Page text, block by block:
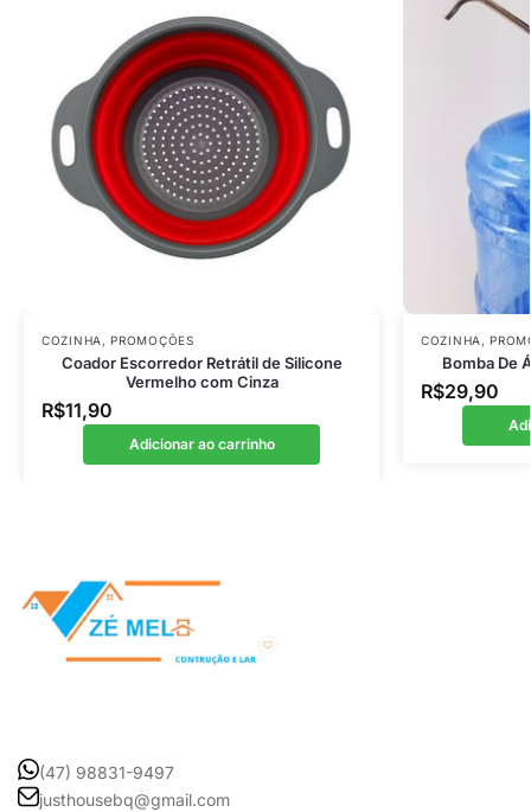
COZINHA ,PROMOÇÕES
Coador Escorredor Retrátil de Silicone
Vermelho com Cinza
R$11,90
Adicionar ao carrinho
COZINHA ,
Bomba De
R$29,90
(47) 98831-9497
justhousebq@gmail.com